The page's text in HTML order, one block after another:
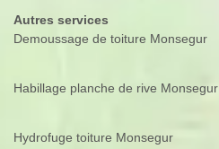
Autres services
Demoussage de toiture Monsegur
Habillage planche de rive Monsegur
Hydrofuge toiture Monsegur